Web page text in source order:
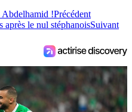
Abdelhamid !Précédent
après le nul stéphanoisSuivant